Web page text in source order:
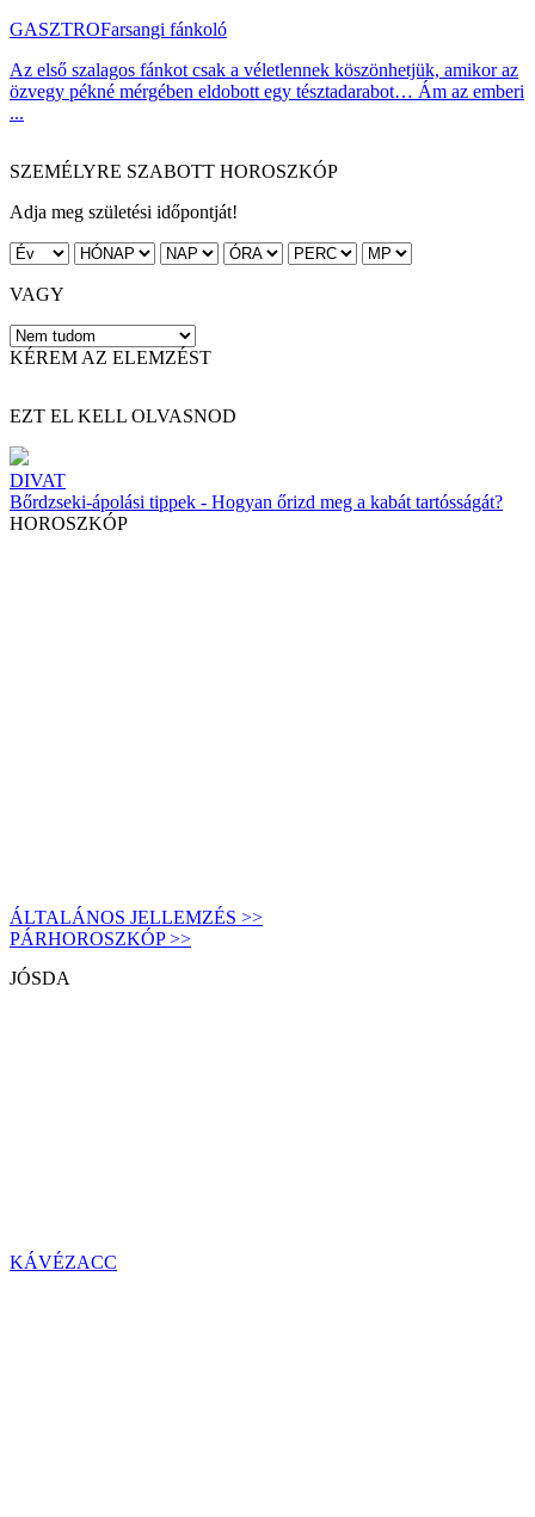
GASZTROFarsangi fánkoló
Az első szalagos fánkot csak a véletlennek köszönhetjük, amikor az
özvegy pékné mérgében eldobott egy tésztadarabot… Ám az emberi
...
SZEMÉLYRE SZABOTT HOROSZKÓP
Adja meg születési időpontját!
VAGY
KÉREM AZ ELEMZÉST
EZT EL KELL OLVASNOD
DIVAT
Bőrdzseki-ápolási tippek - Hogyan őrizd meg a kabát tartósságát?
HOROSZKÓP
ÁLTALÁNOS JELLEMZÉS >>
PÁRHOROSZKÓP >>
JÓSDA
KÁVÉZACC